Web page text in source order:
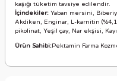
kaşığı tüketim tavsiye edilendir.
İçindekiler: Yaban mersini,
Akdiken, Enginar, L-karnitin
pikolinat, Yeşil çay, Nar ekşisi,
Ürün Sahibi:Pektamin Farma